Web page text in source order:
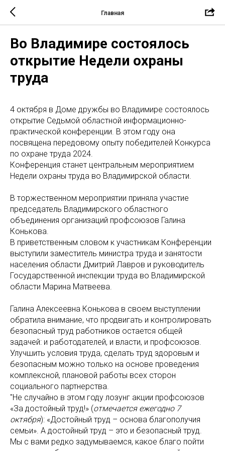
Главная
Во Владимире состоялось
открытие Недели охраны
труда
4 октября в Доме дружбы во Владимире состоялось
открытие Седьмой областной информационно-
практической конференции. В этом году она
посвящена передовому опыту победителей Конкурса
по охране труда 2024.
Конференция станет центральным мероприятием
Недели охраны труда во Владимирской области.
В торжественном мероприятии приняла участие
председатель Владимирского областного
объединения организаций профсоюзов Галина
Конькова.
В приветственным словом к участникам Конференции
выступили заместитель министра труда и занятости
населения области Дмитрий Лавров и руководитель
Государственной инспекции труда во Владимирской
области Марина Матвеева.
Галина Алексеевна Конькова в своем выступлении
обратила внимание, что продвигать и контролировать
безопасный труд работников остается общей
задачей: и работодателей, и власти, и профсоюзов.
Улучшить условия труда, сделать труд здоровым и
безопасным можно только на основе проведения
комплексной, плановой работы всех сторон
социального партнерства.
"Не случайно в этом году лозунг акции профсоюзов
«За достойный труд!» (отмечается ежегодно 7
октября): «Достойный труд – основа благополучия
семьи». А достойный труд – это и безопасный труд.
Мы с вами редко задумываемся, какое благо пойти